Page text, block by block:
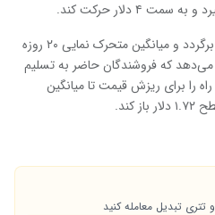
در مقابل، اگر قیمت به سمت پایین برگردد و میانگین متحرک نمایی ۲۰ روزه
که فروشندگان حاضر به تسلیم
را برای ریزش قیمت تا میانگین
و تتری تبدیل معامله کنید